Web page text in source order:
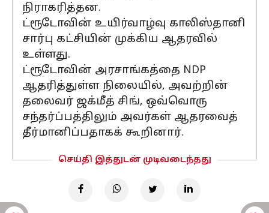
நிராகரித்தன.
ட்ரூடோவின் உயிர்வாழ்வு காலிஸ்தானி
சார்பு கட்சியின் முக்கிய ஆதரவில்
உள்ளது.
ட்ரூடோவின் அரசாங்கத்தை NDP
ஆதரித்துள்ள நிலையில், அவற்றின்
தலைவர் ஜக்மீத் சிங், ஒவ்வொரு
சந்தர்ப்பத்திலும் அவர்கள் ஆதரவைத்
தீர்மானிப்பதாகக் கூறினார்.
செய்தி இத்துடன் முடிவடைந்தது